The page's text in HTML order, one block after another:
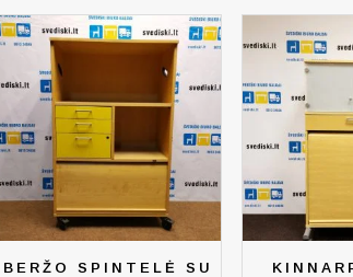
BERŽO SPINTELĖ SU